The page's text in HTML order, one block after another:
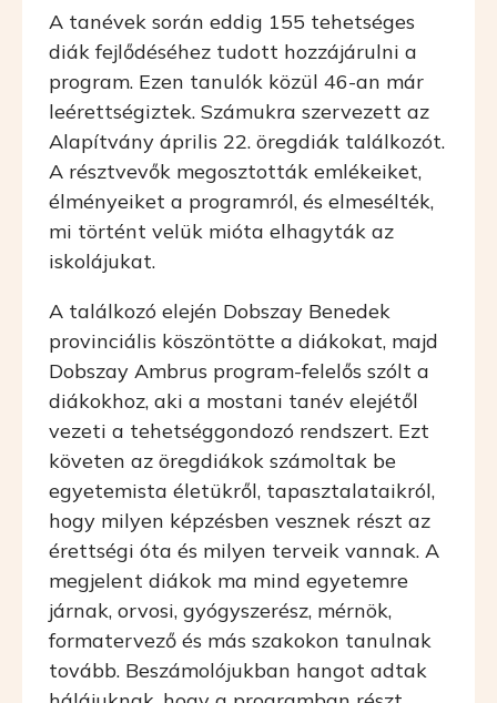
A tanévek során eddig 155 tehetséges
diák fejlődéséhez tudott hozzájárulni a
program. Ezen tanulók közül 46-an már
leérettségiztek. Számukra szervezett az
Alapítvány április 22. öregdiák találkozót.
A résztvevők megosztották emlékeiket,
élményeiket a programról, és elmesélték,
mi történt velük mióta elhagyták az
iskolájukat.
A találkozó elején Dobszay Benedek
provinciális köszöntötte a diákokat, majd
Dobszay Ambrus program-felelős szólt a
diákokhoz, aki a mostani tanév elejétől
vezeti a tehetséggondozó rendszert. Ezt
követen az öregdiákok számoltak be
egyetemista életükről, tapasztalataikról,
hogy milyen képzésben vesznek részt az
érettségi óta és milyen terveik vannak. A
megjelent diákok ma mind egyetemre
járnak, orvosi, gyógyszerész, mérnök,
formatervező és más szakokon tanulnak
tovább. Beszámolójukban hangot adtak